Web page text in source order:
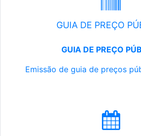
GUIA DE PREÇO
GUIA DE PREÇO
Emissão de guia de preços